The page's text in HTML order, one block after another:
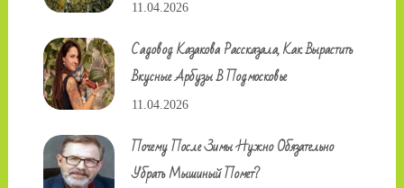
11.04.2026
Садовод Казакова Рассказала, Как Вырастить
Вкусные Арбузы В Подмосковье
11.04.2026
Почему После Зимы Нужно Обязательно
Убрать Мышиный Помет?